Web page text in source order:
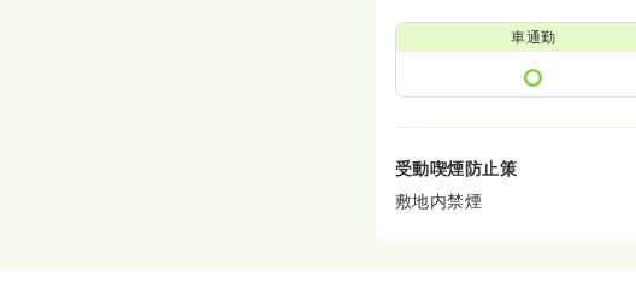
車通勤
受動喫煙防止策
敷地内禁煙